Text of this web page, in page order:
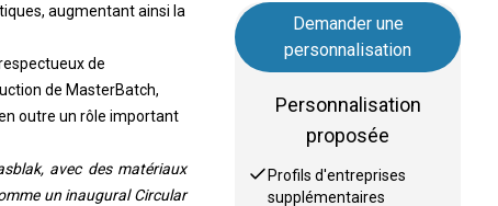
augmentant ainsi la
de
de MasterBatch,
outre un rôle important
avec des matériaux
un inaugural Circular
Demander une
personnalisation
Personnalisation
proposée
Profils d'entreprises
supplémentaires